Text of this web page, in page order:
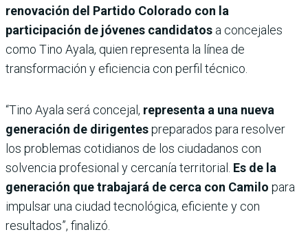
renovación del Partido Colorado con la
participación de jóvenes candidatos a concejales
como Tino Ayala, quien representa la línea de
transformación y eficiencia con perfil técnico.
“Tino Ayala será concejal, representa a una nueva
generación de dirigentespreparados para resolver
los problemas cotidianos de los ciudadanos con
solvencia profesional y cercanía territorial. Es de la
generación que trabajará de cerca con Camilo para
impulsar una ciudad tecnológica, eficiente y con
resultados”, finalizó.